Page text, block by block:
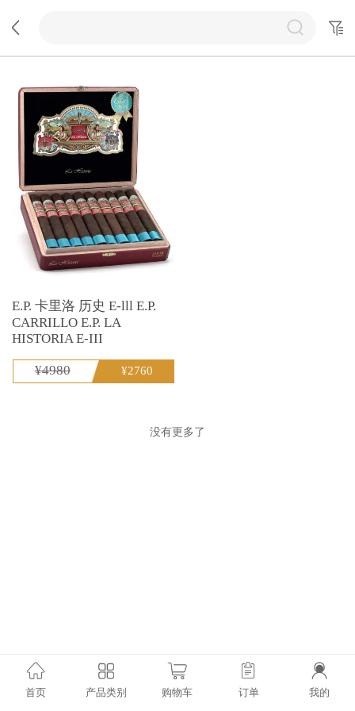
E.P. 卡里洛 历史 E-lll E.P.
CARRILLO E.P. LA
HISTORIA E-III
¥4980 ¥2760
没有更多了
首页 产品类别 购物车 订单 我的